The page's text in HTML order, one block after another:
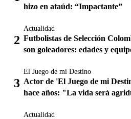
hizo en ataúd: “Impactante”
Actualidad
Futbolistas de Selección
son goleadores: edades y
El Juego de mi Destino
Actor de 'El Juego de mi
hace años: "La vida será
Actualidad